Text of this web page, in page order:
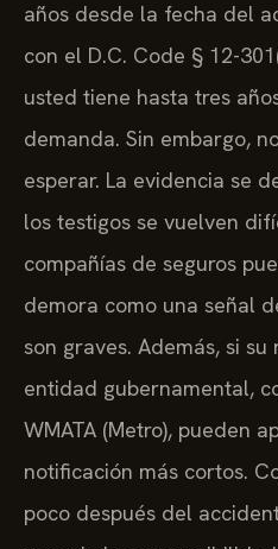
años desde la fecha del
con el D.C. Code § 12-
usted tiene hasta tres
demanda. Sin embargo,
esperar. La evidencia se
los testigos se vuelven
compañías de seguros
demora como una señal
son graves. Además, si
entidad gubernamental,
WMATA (Metro), pueden
notificación más cortos.
poco después del